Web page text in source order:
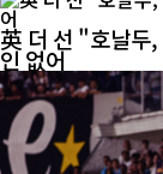
英 더 선 "호날두
인 없어